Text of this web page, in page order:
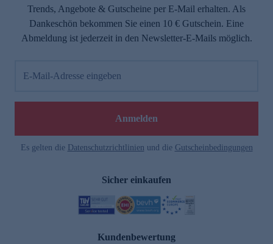
Trends, Angebote & Gutscheine per E-Mail erhalten. Als
Dankeschön bekommen Sie einen 10 € Gutschein. Eine
Abmeldung ist jederzeit in den Newsletter-E-Mails möglich.
E-Mail-Adresse eingeben
Anmelden
Es gelten die Datenschutzrichtlinien und die Gutscheinbedingungen
Sicher einkaufen
Kundenbewertung